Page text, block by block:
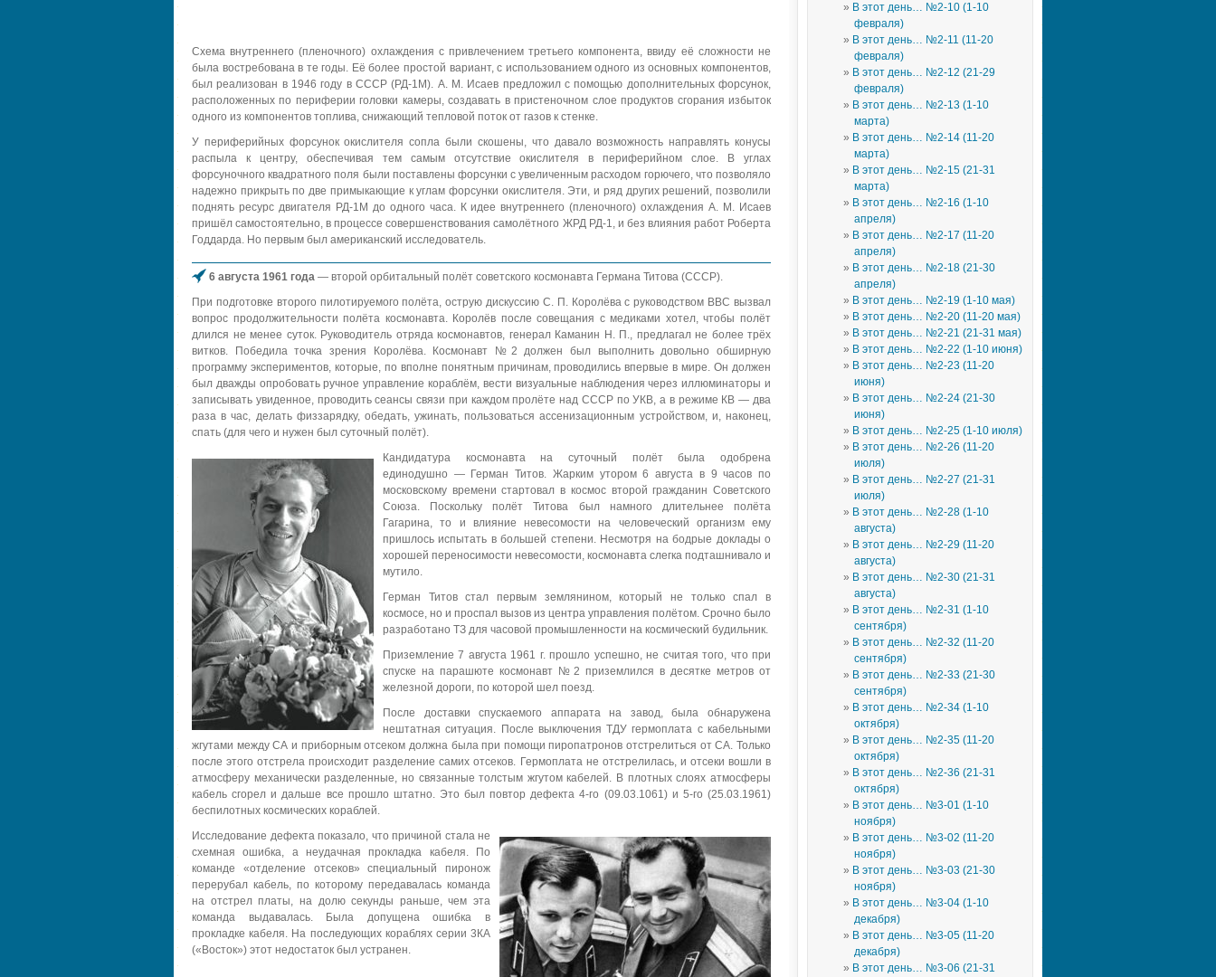
Схема внутреннего (пленочного) охлаждения с привлечением третьего компонента, ввиду её сложности не
была востребована в те годы. Её более простой вариант, с использованием одного из основных компонентов,
был реализован в 1946 году в СССР (РД-1М). А. М. Исаев предложил с помощью дополнительных форсунок,
расположенных по периферии головки камеры, создавать в пристеночном слое продуктов сгорания избыток
одного из компонентов топлива, снижающий тепловой поток от газов к стенке.
У периферийных форсунок окислителя сопла были скошены, что давало возможность направлять конусы
распыла к центру, обеспечивая тем самым отсутствие окислителя в периферийном слое. В углах
форсуночного квадратного поля были поставлены форсунки с увеличенным расходом горючего, что позволяло
надежно прикрыть по две примыкающие к углам форсунки окислителя. Эти, и ряд других решений, позволили
поднять ресурс двигателя РД-1М до одного часа. К идее внутреннего (пленочного) охлаждения А. М. Исаев
пришёл самостоятельно, в процессе совершенствования самолётного ЖРД РД-1, и без влияния работ Роберта
Годдарда. Но первым был американский исследователь.
6 августа 1961 года — второй орбитальный полёт советского космонавта Германа Титова (СССР).
При подготовке второго пилотируемого полёта, острую дискуссию С. П. Королёва с руководством ВВС вызвал
вопрос продолжительности полёта космонавта. Королёв после совещания с медиками хотел, чтобы полёт
длился не менее суток. Руководитель отряда космонавтов, генерал Каманин Н. П., предлагал не более трёх
витков. Победила точка зрения Королёва. Космонавт №2 должен был выполнить довольно обширную
программу экспериментов, которые, по вполне понятным причинам, проводились впервые в мире. Он должен
был дважды опробовать ручное управление кораблём, вести визуальные наблюдения через иллюминаторы и
записывать увиденное, проводить сеансы связи при каждом пролёте над СССР по УКВ, а в режиме КВ — два
раза в час, делать физзарядку, обедать, ужинать, пользоваться ассенизационным устройством, и, наконец,
спать (для чего и нужен был суточный полёт).
Кандидатура космонавта на суточный полёт была одобрена
единодушно — Герман Титов. Жарким утором 6 августа в 9 часов по
московскому времени стартовал в космос второй гражданин Советского
Союза. Поскольку полёт Титова был намного длительнее полёта
Гагарина, то и влияние невесомости на человеческий организм ему
пришлось испытать в большей степени. Несмотря на бодрые доклады о
хорошей переносимости невесомости, космонавта слегка подташнивало и
мутило.
Герман Титов стал первым землянином, который не только спал в
космосе, но и проспал вызов из центра управления полётом. Срочно было
разработано ТЗ для часовой промышленности на космический будильник.
Приземление 7 августа 1961 г. прошло успешно, не считая того, что при
спуске на парашюте космонавт №2 приземлился в десятке метров от
железной дороги, по которой шел поезд.
После доставки спускаемого аппарата на завод, была обнаружена
нештатная ситуация. После выключения ТДУ гермоплата с кабельными
жгутами между СА и приборным отсеком должна была при помощи пиропатронов отстрелиться от СА. Только
после этого отстрела происходит разделение самих отсеков. Гермоплата не отстрелилась, и отсеки вошли в
атмосферу механически разделенные, но связанные толстым жгутом кабелей. В плотных слоях атмосферы
кабель сгорел и дальше все прошло штатно. Это был повтор дефекта 4-го (09.03.1061) и 5-го (25.03.1961)
беспилотных космических кораблей.
Исследование дефекта показало, что причиной стала не
схемная ошибка, а неудачная прокладка кабеля. По
команде «отделение отсеков» специальный пиронож
перерубал кабель, по которому передавалась команда
на отстрел платы, на долю секунды раньше, чем эта
команда выдавалась. Была допущена ошибка в
прокладке кабеля. На последующих кораблях серии 3КА
(«Восток») этот недостаток был устранен.
В этот день… №2-10 (1-10
февраля)
В этот день… №2-11 (11-20
февраля)
В этот день… №2-12 (21-29
февраля)
В этот день… №2-13 (1-10
марта)
В этот день… №2-14 (11-20
марта)
В этот день… №2-15 (21-31
марта)
В этот день… №2-16 (1-10
апреля)
В этот день… №2-17 (11-20
апреля)
В этот день… №2-18 (21-30
апреля)
В этот день… №2-19 (1-10 мая)
В этот день… №2-20 (11-20 мая)
В этот день… №2-21 (21-31 мая)
В этот день… №2-22 (1-10 июня)
В этот день… №2-23 (11-20
июня)
В этот день… №2-24 (21-30
июня)
В этот день… №2-25 (1-10 июля)
В этот день… №2-26 (11-20
июля)
В этот день… №2-27 (21-31
июля)
В этот день… №2-28 (1-10
августа)
В этот день… №2-29 (11-20
августа)
В этот день… №2-30 (21-31
августа)
В этот день… №2-31 (1-10
сентября)
В этот день… №2-32 (11-20
сентября)
В этот день… №2-33 (21-30
сентября)
В этот день… №2-34 (1-10
октября)
В этот день… №2-35 (11-20
октября)
В этот день… №2-36 (21-31
октября)
В этот день… №3-01 (1-10
ноября)
В этот день… №3-02 (11-20
ноября)
В этот день… №3-03 (21-30
ноября)
В этот день… №3-04 (1-10
декабря)
В этот день… №3-05 (11-20
декабря)
В этот день… №3-06 (21-31